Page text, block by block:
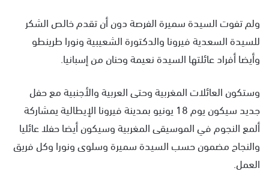
ولم تفوت السيدة سميرة الفرصة دون أن تقدم خالص الشكر
للسيدة السعدية فيرونا والدكتورة الشعيبية ونورا طرينطو
وأيضا أفراد عائلتها السيدة نعيمة وحنان من إسبانيا.
وستكون العائلات المغربية وحتى العربية والأجنبية مع حفل
جديد سيكون يوم 18 يونيو بمدينة فيرونا الإيطالية يمشاركة
ألمع النجوم في الموسيقى المغربية وسيكون أيضا حفلا عائليا
والنجاح مضمون حسب السيدة سميرة وسلوى ونورا وكل فريق
العمل.